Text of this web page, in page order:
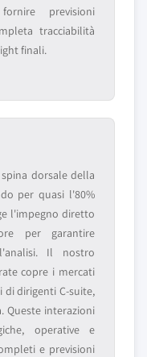
previsioni
tracciabilità
finali.
dorsale della
per quasi l'80%
l'impegno diretto
per garantire
Il nostro
copre i mercati
dirigenti C-suite,
Queste interazioni
operative e
e previsioni